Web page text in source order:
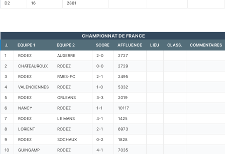
D2 16 2861
CHAMPIONNAT DE FRANCE
J. EQUIPE 1 EQUIPE 2 SCORE AFFLUENCE LIEU CLASS. COMMENTAIRES
1 RODEZ AUXERRE 2-0 2727
2 CHATEAUROUX RODEZ 0-0 2729
3 RODEZ PARIS-FC 2-1 2495
4 VALENCIENNES RODEZ 1-0 5332
5 RODEZ ORLEANS 3-3 2019
6 NANCY RODEZ 1-1 10117
7 RODEZ LE MANS 4-1 1425
8 LORIENT RODEZ 2-1 6973
9 RODEZ SOCHAUX 0-2 1828
10 GUINGAMP RODEZ 4-1 7035